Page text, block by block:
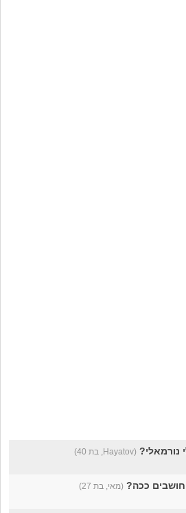
חיות מחמד
יוקר המחיה
נורמאלי? (Hayatov, בת 40)
ככה? (מאי, בת 27)